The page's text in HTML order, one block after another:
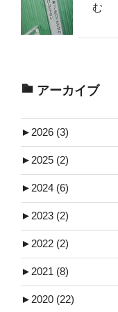
む
アーカイブ
► 2026 (3)
► 2025 (2)
► 2024 (6)
► 2023 (2)
► 2022 (2)
► 2021 (8)
► 2020 (22)